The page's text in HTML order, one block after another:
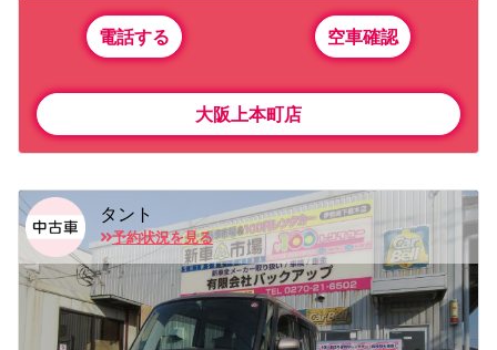
電話する 空車確認
大阪上本町店
タント
予約状況を見る